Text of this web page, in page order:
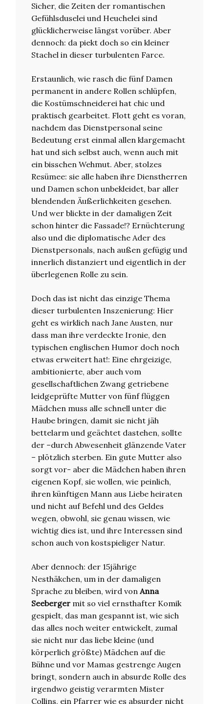
Sicher, die Zeiten der romantischen
Gefühlsduselei und Heuchelei sind
glücklicherweise längst vorüber. Aber
dennoch: da piekt doch so ein kleiner
Stachel in dieser turbulenten Farce.
Erstaunlich, wie rasch die fünf Damen
permanent in andere Rollen schlüpfen,
die Kostümschneiderei hat chic und
praktisch gearbeitet. Flott geht es voran,
nachdem das Dienstpersonal seine
Bedeutung erst einmal allen klargemacht
hat und sich selbst auch, wenn auch mit
ein bisschen Wehmut. Aber, stolzes
Resümee: sie alle haben ihre Dienstherren
und Damen schon unbekleidet, bar aller
blendenden Äußerlichkeiten gesehen.
Und wer blickte in der damaligen Zeit
schon hinter die Fassade!? Ernüchterung
also und die diplomatische Ader des
Dienstpersonals, nach außen gefügig und
innerlich distanziert und eigentlich in der
überlegenen Rolle zu sein.
Doch das ist nicht das einzige Thema
dieser turbulenten Inszenierung: Hier
geht es wirklich nach Jane Austen, nur
dass man ihre verdeckte Ironie, den
typischen englischen Humor doch noch
etwas erweitert hat!: Eine ehrgeizige,
ambitionierte, aber auch vom
gesellschaftlichen Zwang getriebene
leidgeprüfte Mutter von fünf flüggen
Mädchen muss alle schnell unter die
Haube bringen, damit sie nicht jäh
bettelarm und geächtet dastehen, sollte
der –durch Abwesenheit glänzende Vater
– plötzlich sterben. Ein gute Mutter also
sorgt vor- aber die Mädchen haben ihren
eigenen Kopf, sie wollen, wie peinlich,
ihren künftigen Mann aus Liebe heiraten
und nicht auf Befehl und des Geldes
wegen, obwohl, sie genau wissen, wie
wichtig dies ist, und ihre Interessen sind
schon auch von kostspieliger Natur.
Aber dennoch: der 15jährige
Nesthäkchen, um in der damaligen
Sprache zu bleiben, wird von Anna
Seeberger mit so viel ernsthafter Komik
gespielt, das man gespannt ist, wie sich
das alles noch weiter entwickelt, zumal
sie nicht nur das liebe kleine (und
körperlich größte) Mädchen auf die
Bühne und vor Mamas gestrenge Augen
bringt, sondern auch in absurde Rolle des
irgendwo geistig verarmten Mister
Collins, ein Pfarrer wie es absurder nicht